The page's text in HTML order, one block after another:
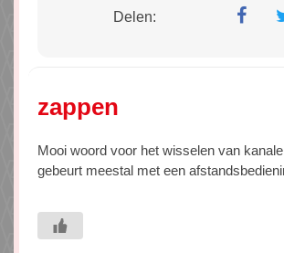
Delen:
zappen
Mooi woord voor het wisselen van
gebeurt meestal met een